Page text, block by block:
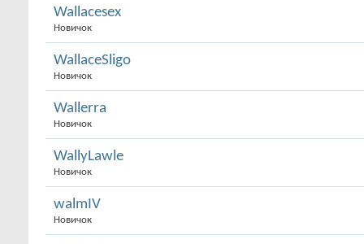
Wallacesex
Новичок
WallaceSligo
Новичок
Wallerra
Новичок
WallyLawle
Новичок
walmIV
Новичок